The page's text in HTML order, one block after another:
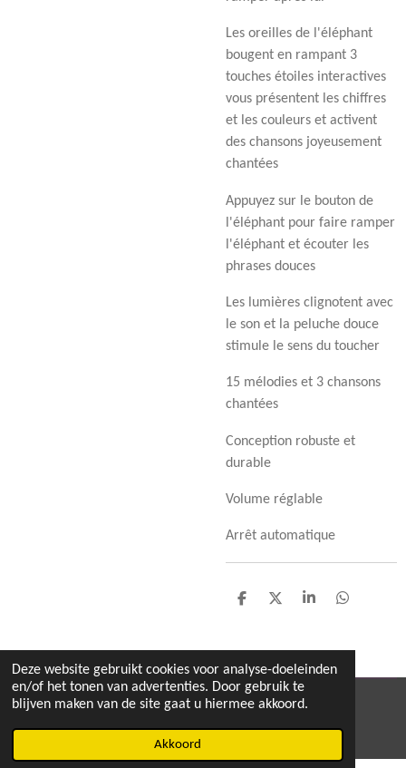
Deze website gebruikt cookies voor analyse-doeleinden
en/of het tonen van advertenties. Door gebruik te
blijven maken van de site gaat u hiermee akkoord.
Akkoord
Les oreilles de l'éléphant
bougent en rampant 3
touches étoiles interactives
vous présentent les chiffres
et les couleurs et activent
des chansons joyeusement
chantées
Appuyez sur le bouton de
l'éléphant pour faire ramper
l'éléphant et écouter les
phrases douces
Les lumières clignotent avec
le son et la peluche douce
stimule le sens du toucher
15 mélodies et 3 chansons
chantées
Conception robuste et
durable
Volume réglable
Arrêt automatique
D
e
n
D
l
S
r
e
D
e
© 2020 - 2026 MEGA TOYS
Powered byJouwWeb